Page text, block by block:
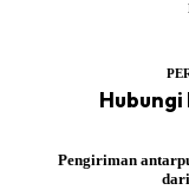
Hubungi
Pengiriman